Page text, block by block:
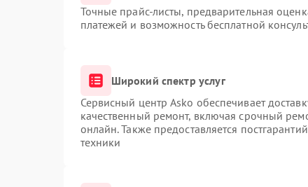
Точные прайс-листы, предварительная
платежей и возможность бесплатной
Широкий спектр услуг
Сервисный центр Asko обеспечивает
качественный ремонт, включая срочный
онлайн. Также предоставляется
техники